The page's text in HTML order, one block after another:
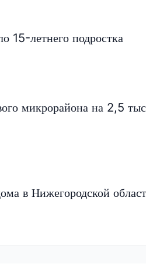
15-летнего подростка
микрорайона на 2,5
в Нижегородской